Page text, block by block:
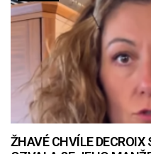
ŽHAVÉ CHVÍLE DECROIX